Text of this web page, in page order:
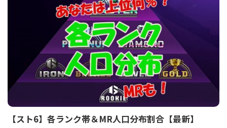
【スト6】各ランク帯＆MR人口分布割合【最新】